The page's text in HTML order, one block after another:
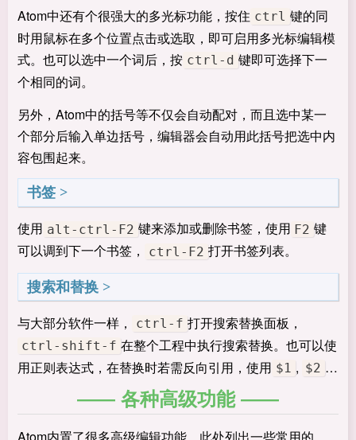
Atom中还有个很强大的多光标功能，按住 ctrl 键的同
时用鼠标在多个位置点击或选取，即可启用多光标编辑模
式。也可以选中一个词后，按 ctrl-d 键即可选择下一
个相同的词。
另外，Atom中的括号等不仅会自动配对，而且选中某一
个部分后输入单边括号，编辑器会自动用此括号把选中内
容包围起来。
书签
使用 alt-ctrl-F2 键来添加或删除书签，使用 F2 键
可以调到下一个书签，
ctrl-F2 打开书签列表。
搜索和替换
与大部分软件一样， ctrl-f 打开搜索替换面板，
ctrl-shift-f 在整个工程中执行搜索替换。也可以使
用正则表达式，在替换时若需反向引用，使用 $1 , $2 …
各种高级功能